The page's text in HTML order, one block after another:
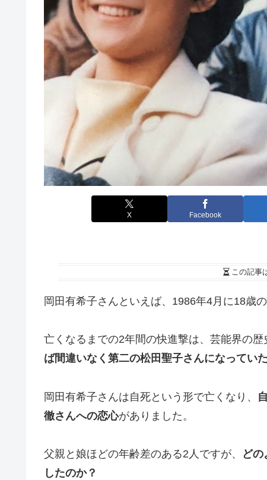
X Facebook
この記事
岡田有希子さんといえば、1986年4月に18歳
亡くなるまでの2年間の快進撃は、芸能界の
ば間違いなく第二の松田聖子さんになってい
岡田有希子さんは自死という形で亡くなり、
徹さんへの恋心がありました。
父親と娘ほどの年齢差のある2人ですが、
ど
したのか？